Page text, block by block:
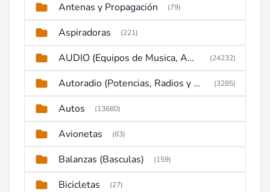
Antenas y Propagación (79)
Aspiradoras (221)
AUDIO (Equipos de Musica, Amplificadores, Reproductores, Etc) (24232)
Autoradio (Potencias, Radios y DVD) (3285)
Autos (13680)
Avionetas (83)
Balanzas (Basculas) (159)
Bicicletas (27)